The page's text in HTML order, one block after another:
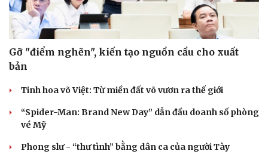
Phòng mạch online
Ăn sạch sống khỏe
Gỡ "điểm nghẽn", kiến tạo nguồn cầu cho xuất
bản
Tinh hoa võ Việt: Từ miền đất võ vươn ra thế giới
“Spider-Man: Brand New Day” dẫn đầu doanh số phòng
vé Mỹ
Phong slư - “thư tình” bằng dân ca của người Tày